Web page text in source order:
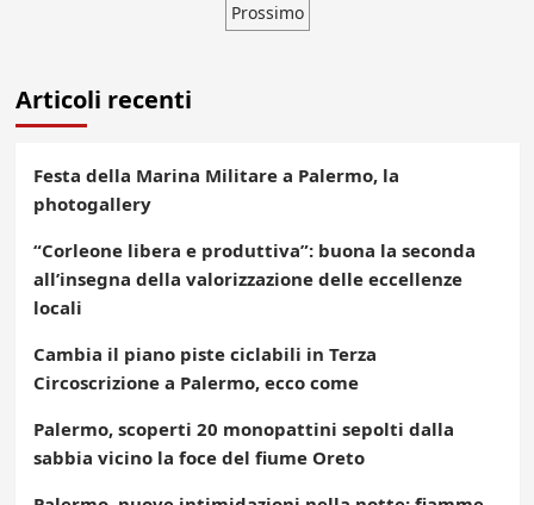
Prossimo
Articoli recenti
Festa della Marina Militare a Palermo, la
photogallery
“Corleone libera e produttiva”: buona la seconda
all’insegna della valorizzazione delle eccellenze
locali
Cambia il piano piste ciclabili in Terza
Circoscrizione a Palermo, ecco come
Palermo, scoperti 20 monopattini sepolti dalla
sabbia vicino la foce del fiume Oreto